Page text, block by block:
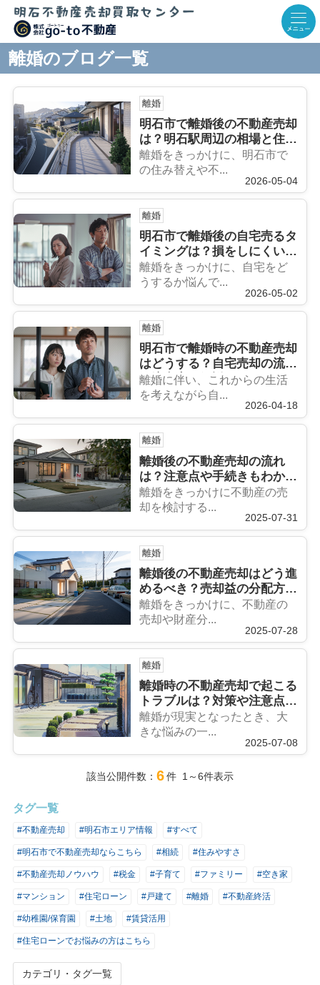
離婚のブログ一覧
離婚
明石市で離婚後の不動産売却
は？明石駅周辺の相場と住み
替えの考え方
離婚をきっかけに、明石市で
の住み替えや不...
2026-05-04
離婚
明石市で離婚後の自宅売るタ
イミングは？損をしにくい売
却時期と判断ポイント
離婚をきっかけに、自宅をど
うするか悩んで...
2026-05-02
離婚
明石市で離婚時の不動産売却
はどうする？自宅売却の流れ
と注意点を解説
離婚に伴い、これからの生活
を考えながら自...
2026-04-18
離婚
離婚後の不動産売却の流れ
は？注意点や手続きもわかり
やすく解説
離婚をきっかけに不動産の売
却を検討する...
2025-07-31
離婚
離婚後の不動産売却はどう進
めるべき？売却益の分配方法
も詳しく解説
離婚をきっかけに、不動産の
売却や財産分...
2025-07-28
離婚
離婚時の不動産売却で起こる
トラブルは？対策や注意点を
詳しく解説
離婚が現実となったとき、大
きな悩みの一...
2025-07-08
該当公開件数： 6件 1～6件表示
タグ一覧
#不動産売却 #明石市エリア情報 #すべて
#明石市で不動産売却ならこちら #相続 #住みやすさ
#不動産売却ノウハウ #税金 #子育て #ファミリー #空き家
#マンション #住宅ローン #戸建て #離婚 #不動産終活
#幼稚園/保育園 #土地 #賃貸活用
#住宅ローンでお悩みの方はこちら
カテゴリ・タグ一覧